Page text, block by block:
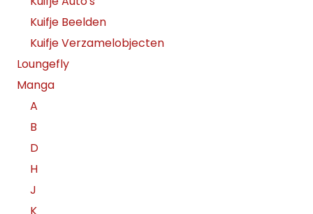
Kuifje Beelden
Kuifje Verzamelobjecten
Loungefly
Manga
A
B
D
H
J
K